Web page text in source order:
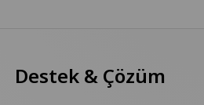
Destek & Çözüm